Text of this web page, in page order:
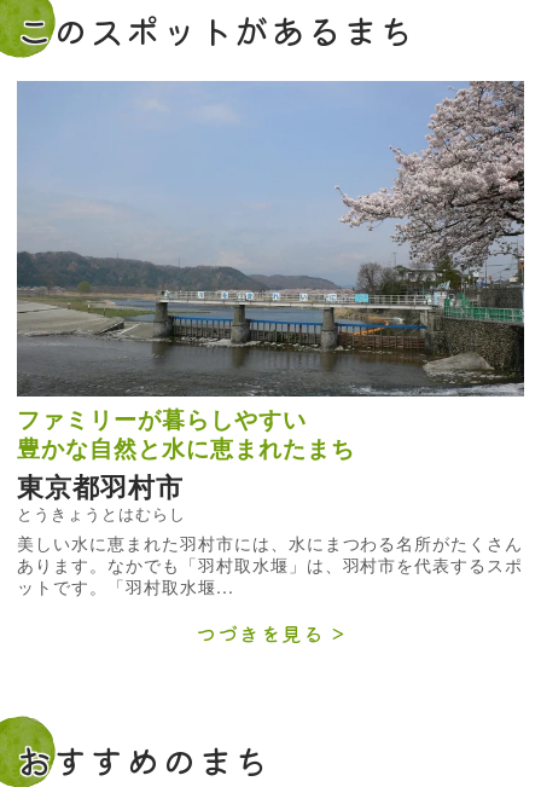
このスポットがあるまち
ファミリーが暮らしやすい
豊かな自然と水に恵まれたまち
東京都羽村市
とうきょうとはむらし
美しい水に恵まれた羽村市には、水にまつわる名所がたくさん
あります。なかでも「羽村取水堰」は、羽村市を代表するスポ
ットです。「羽村取水堰...
つづきを見る
おすすめのまち